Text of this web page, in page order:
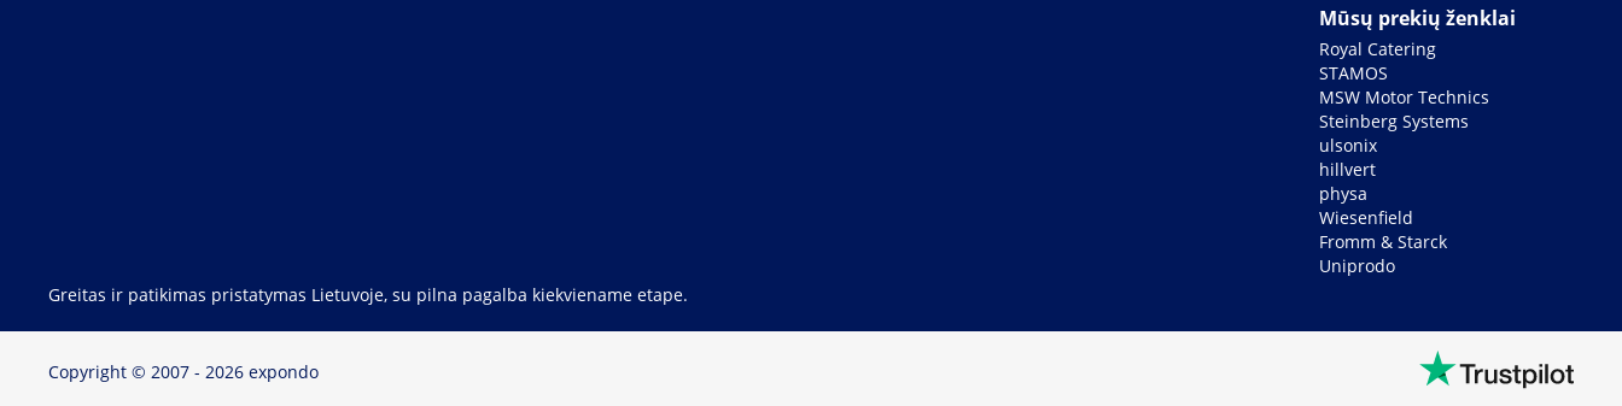
Mūsų prekių ženklai
Royal Catering
STAMOS
MSW Motor Technics
Steinberg Systems
ulsonix
hillvert
physa
Wiesenfield
Fromm & Starck
Uniprodo
Greitas ir patikimas pristatymas Lietuvoje, su pilna pagalba kiekviename etape.
Copyright © 2007 - 2026 expondo